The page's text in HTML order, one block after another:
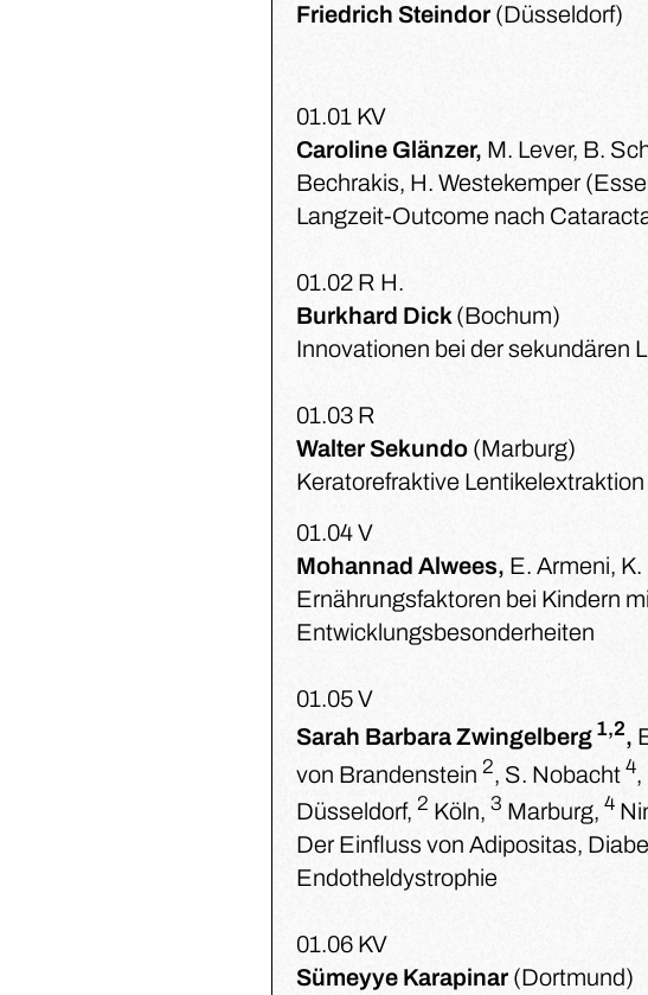
Friedrich Steindor (Düsseldorf)
01.01 KV
Caroline Glänzer, M. Lever, B.
Bechrakis, H. Westekemper
Langzeit-Outcome nach
01.02 R H.
Burkhard Dick(Bochum)
Innovationen bei der sekundären
01.03 R
Walter Sekundo (Marburg)
Keratorefraktive
01.04 V
Mohannad Alwees, E. Armeni,
Ernährungsfaktoren bei Kindern
Entwicklungsbesonderheiten
01.05 V
Sarah Barbara Zwingelberg 1,2,
von Brandenstein 2 , S. Nobacht 4
Düsseldorf, 2 Köln, 3 Marburg, 4
Der Einfluss von Adipositas,
Endotheldystrophie
01.06 KV
Sümeyye Karapinar (Dortmund)